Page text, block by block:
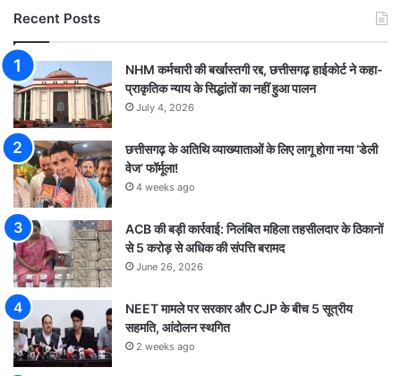
Recent Posts
NHM कर्मचारी की बर्खास्तगी रद्द, छत्तीसगढ़ हाईकोर्ट ने कहा-
प्राकृतिक न्याय के सिद्धांतों का नहीं हुआ पालन
July 4, 2026
छत्तीसगढ़ के अतिथि व्याख्याताओं के लिए लागू होगा नया ‘डेली
वेज’ फॉर्मूला!
4 weeks ago
ACB की बड़ी कार्रवाई: निलंबित महिला तहसीलदार के ठिकानों
से 5 करोड़ से अधिक की संपत्ति बरामद
June 26, 2026
NEET मामले पर सरकार और CJP के बीच 5 सूत्रीय
सहमति, आंदोलन स्थगित
2 weeks ago